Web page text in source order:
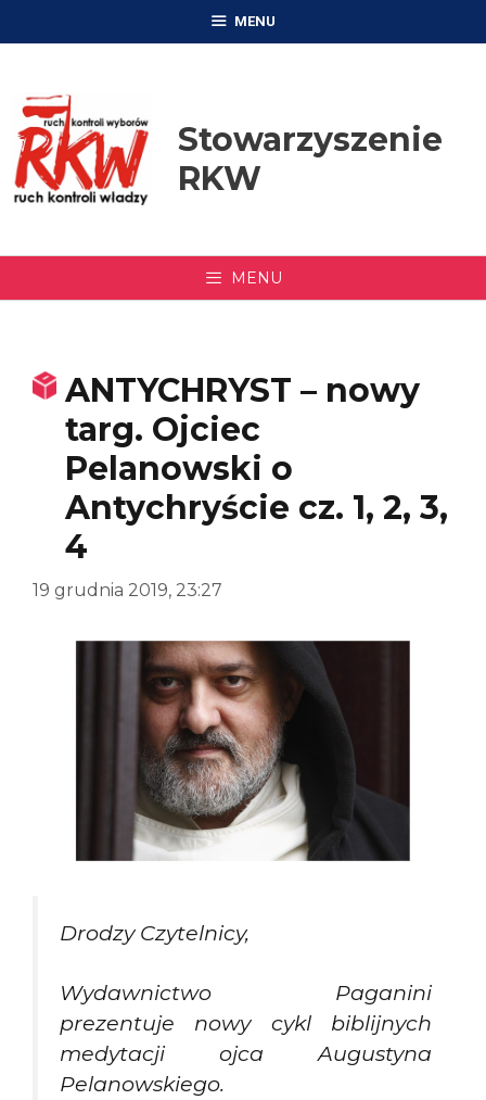
MENU
Stowarzyszenie
RKW
MENU
ANTYCHRYST – nowy
targ. Ojciec
Pelanowski o
Antychryście cz. 1, 2, 3,
4
19 grudnia 2019, 23:27
Drodzy Czytelnicy,
Wydawnictwo Paganini
prezentuje nowy cykl biblijnych
medytacji ojca Augustyna
Pelanowskiego.